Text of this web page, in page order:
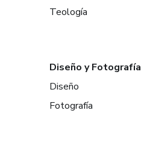
Teología
Diseño y Fotografía
Diseño
Fotografía